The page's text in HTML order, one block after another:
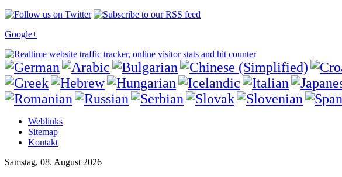
Google+
Weblinks
Sitemap
Kontakt
Samstag, 08. August 2026